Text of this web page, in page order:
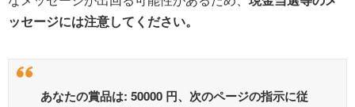
ッセージには注意してください。
あなたの賞品は: 50000 円、次のページの指示に従